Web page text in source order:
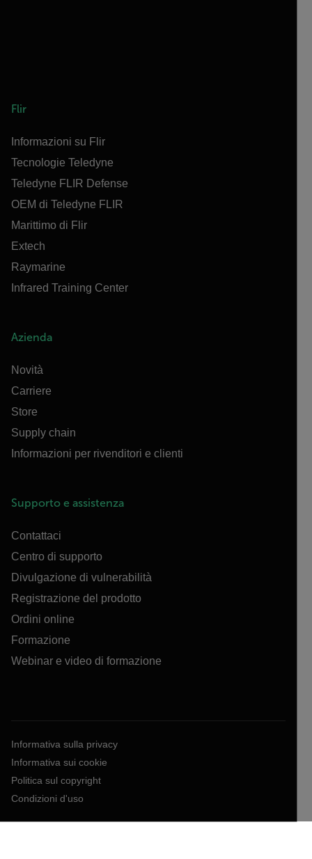
Flir
Informazioni su Flir
Tecnologie Teledyne
Teledyne FLIR Defense
OEM di Teledyne FLIR
Marittimo di Flir
Extech
Raymarine
Infrared Training Center
Azienda
Novità
Carriere
Store
Supply chain
Informazioni per rivenditori e clienti
Supporto e assistenza
Contattaci
Centro di supporto
Divulgazione di vulnerabilità
Registrazione del prodotto
Ordini online
Formazione
Webinar e video di formazione
Informativa sulla privacy
Informativa sui cookie
Politica sul copyright
Condizioni d'uso